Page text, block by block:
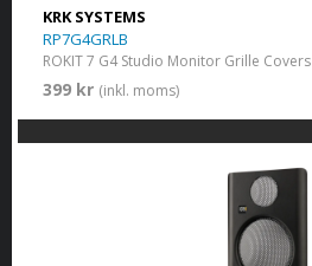
KRK SYSTEMS
RP7G4GRLB
ROKIT 7 G4 Studio Monitor Grille Covers
399 kr (inkl. moms)